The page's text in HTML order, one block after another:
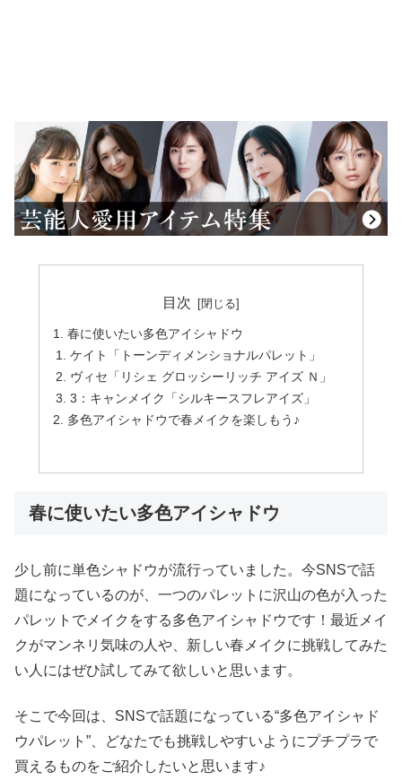
目次
春に使いたい多色アイシャドウ
ケイト「トーンディメンショナルパレット」
ヴィセ「リシェ グロッシーリッチ アイズ Ｎ」
3：キャンメイク「シルキースフレアイズ」
多色アイシャドウで春メイクを楽しもう♪
春に使いたい多色アイシャドウ
少し前に単色シャドウが流行っていました。今SNSで話
題になっているのが、一つのパレットに沢山の色が入った
パレットでメイクをする多色アイシャドウです！最近メイ
クがマンネリ気味の人や、新しい春メイクに挑戦してみた
い人にはぜひ試してみて欲しいと思います。
そこで今回は、SNSで話題になっている“多色アイシャド
ウパレット”、どなたでも挑戦しやすいようにプチプラで
買えるものをご紹介したいと思います♪